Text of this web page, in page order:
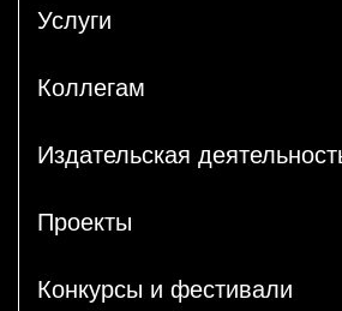
Услуги
Коллегам
Издательская
Проекты
Конкурсы и фестивали